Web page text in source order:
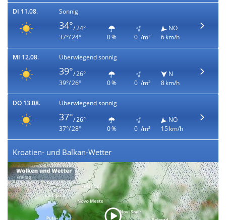
DI 11.08. Sonnig
34°/ 24°
37°/ 24°
0 % 0 l/m²
NO
6 km/h
MI 12.08. Überwiegend sonnig
39°/ 26°
39°/ 26°
0 % 0 l/m²
N
8 km/h
DO 13.08. Überwiegend sonnig
37°/ 26°
37°/ 28°
0 % 0 l/m²
NO
15 km/h
Kroatien- und Balkan-Wetter